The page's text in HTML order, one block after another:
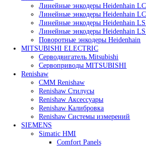
Festo
Балонный цилиндр Festo
Heidenhain
Линейные энкодеры
Линейные энкодеры
Линейные энкодеры
Линейные энкодеры
Поворотные энкодеры
MITSUBISHI ELECTRIC
Серводвигатель Mitsubishi
Сервоприводы MITSUBISHI
Renishaw
CMM Renishaw
Renishaw Cтилусы
Renishaw Аксессуары